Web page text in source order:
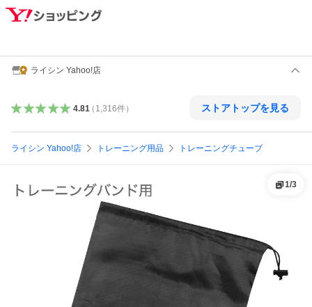
ライシン Yahoo!店
4.81（ 1,316件） ストアトップを見る
ライシン Yahoo!店 トレーニング用品 トレーニングチューブ
1/3